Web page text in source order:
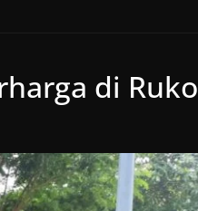
di Ruko